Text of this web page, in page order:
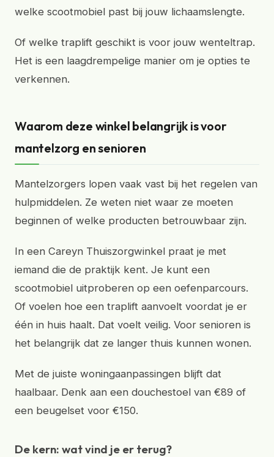
welke scootmobiel past bij jouw lichaamslengte.
Of welke traplift geschikt is voor jouw wenteltrap.
Het is een laagdrempelige manier om je opties te
verkennen.
Waarom deze winkel belangrijk is voor
mantelzorg en senioren
Mantelzorgers lopen vaak vast bij het regelen van
hulpmiddelen. Ze weten niet waar ze moeten
beginnen of welke producten betrouwbaar zijn.
In een Careyn Thuiszorgwinkel praat je met
iemand die de praktijk kent. Je kunt een
scootmobiel uitproberen op een oefenparcours.
Of voelen hoe een traplift aanvoelt voordat je er
één in huis haalt. Dat voelt veilig. Voor senioren is
het belangrijk dat ze langer thuis kunnen wonen.
Met de juiste woningaanpassingen blijft dat
haalbaar. Denk aan een douchestoel van €89 of
een beugelset voor €150.
De kern: wat vind je er terug?